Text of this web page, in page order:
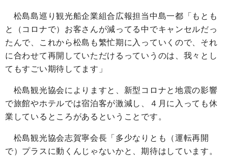
松島島巡り観光船企業組合広報担当中島一都「もとも
と（コロナで）お客さんが減ってる中でキャンセルだっ
たんで、これから松島も繁忙期に入っていくので、それ
に合わせて再開していただけるっていうのは、我々とし
てもすごい期待してます」
松島観光協会によりますと、新型コロナと地震の影響
で旅館やホテルでは宿泊客が激減し、４月に入っても休
業しているところがあるということです。
松島観光協会志賀寧会長「多少なりとも（運転再開
で）プラスに動くんじゃないかと、期待はしています。